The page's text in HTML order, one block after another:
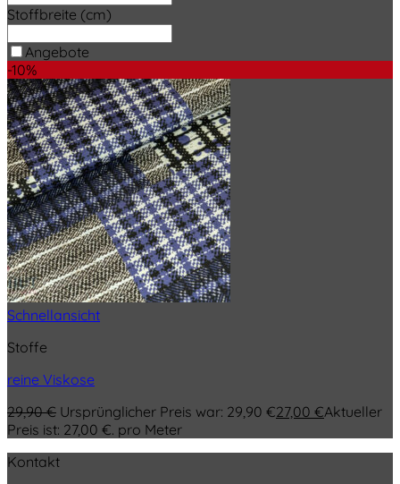
Stoffbreite (cm)
Angebote
-10%
Schnellansicht
Stoffe
reine Viskose
29,90€ Ursprünglicher Preis war: 29,90 €27,00 €Aktueller
Preis ist: 27,00 €. pro Meter
Kontakt